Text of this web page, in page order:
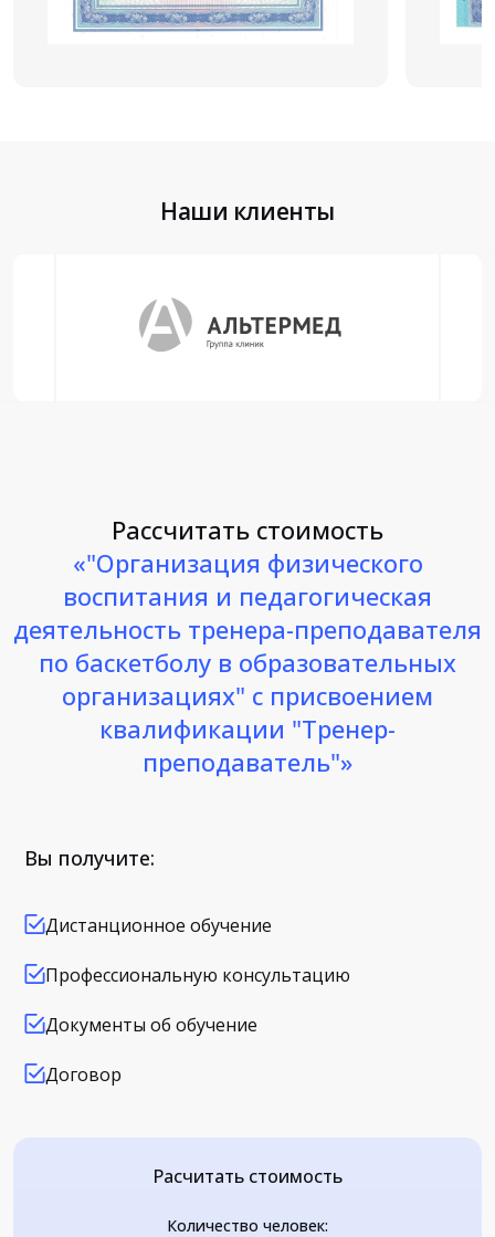
Наши клиенты
Рассчитать стоимость
«"Организация физического
воспитания и педагогическая
деятельность тренера-преподавателя
по баскетболу в образовательных
организациях" с присвоением
квалификации "Тренер-
преподаватель"»
Вы получите:
Дистанционное обучение
Профессиональную консультацию
Документы об обучение
Договор
Расчитать стоимость
Количество человек: